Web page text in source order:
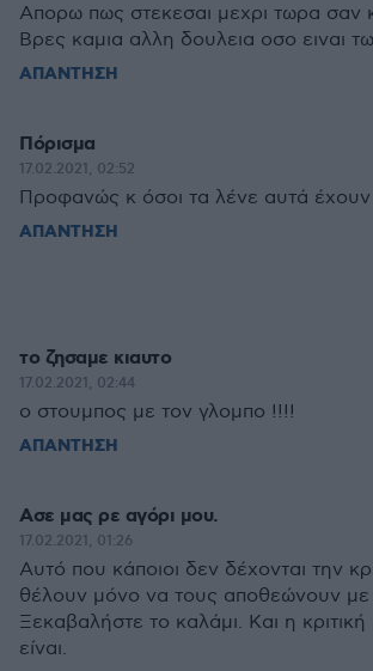
Απορω πως στεκεσαι μεχρι τωρα σαν
Βρες καμια αλλη δουλεια οσο ειναι
ΑΠΑΝΤΗΣΗ
Πόρισμα
17.02.2021, 02:52
Προφανώς κ όσοι τα λένε αυτά έχουν
ΑΠΑΝΤΗΣΗ
το ζησαμε κιαυτο
17.02.2021, 02:44
ο στουμπος με τον γλομπο !!!!
ΑΠΑΝΤΗΣΗ
Ασε μας ρε αγόρι μου.
17.02.2021, 01:26
Αυτό που κάποιοι δεν δέχονται την
θέλουν μόνο να τους αποθεώνουν με
Ξεκαβαλήστε το καλάμι. Και η
είναι.